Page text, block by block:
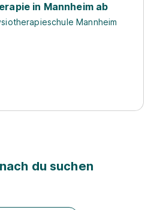
in Mannheim ab
Mannheim
du suchen